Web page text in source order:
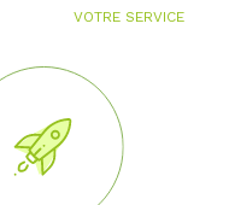
VOTRE SERVICE